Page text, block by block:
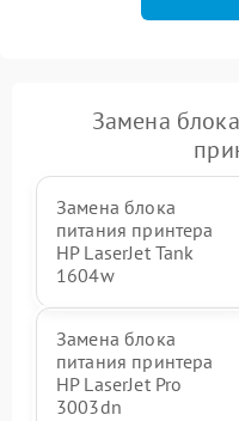
Замена
Замена блока
питания принтера
HP LaserJet Tank
1604w
Замена блока
питания принтера
HP LaserJet Pro
3003dn